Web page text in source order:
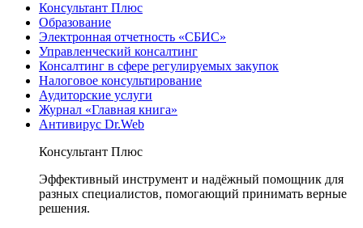
Консультант Плюс
Образование
Электронная отчетность «СБИС»
Управленческий консалтинг
Консалтинг в сфере регулируемых закупок
Налоговое консультирование
Аудиторские услуги
Журнал «Главная книга»
Антивирус Dr.Web
Консультант Плюс
Эффективный инструмент и надёжный помощник для
разных специалистов, помогающий принимать верные
решения.